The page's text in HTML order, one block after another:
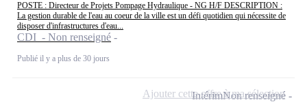
POSTE : Directeur de Projets Pompage Hydraulique - NG H/F DESCRIPTION :
La gestion durable de l'eau au coeur de la ville est un défi quotidien qui nécessite de
disposer d'infrastructures d'eau...
CDI - Non renseigné
Publié il y a plus de 30 jours
IntérimNon renseigné
Ajouter cette offre à ma sélection